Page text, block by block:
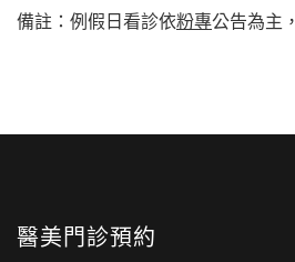
備註：例假日看診依粉專公告為主，
醫美門診預約